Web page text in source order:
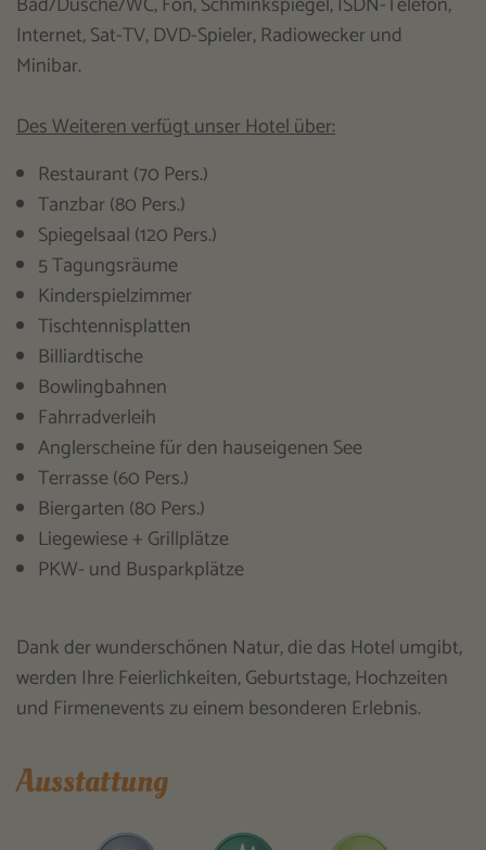
Internet, Sat-TV, DVD-Spieler, Radiowecker und
Minibar.
Des Weiteren verfügt unser Hotel über:
Restaurant (70 Pers.)
Tanzbar (80 Pers.)
Spiegelsaal (120 Pers.)
5 Tagungsräume
Kinderspielzimmer
Tischtennisplatten
Billiardtische
Bowlingbahnen
Fahrradverleih
Anglerscheine für den hauseigenen See
Terrasse (60 Pers.)
Biergarten (80 Pers.)
Liegewiese + Grillplätze
PKW- und Busparkplätze
Dank der wunderschönen Natur, die das Hotel umgibt,
werden Ihre Feierlichkeiten, Geburtstage, Hochzeiten
und Firmenevents zu einem besonderen Erlebnis.
Ausstattung